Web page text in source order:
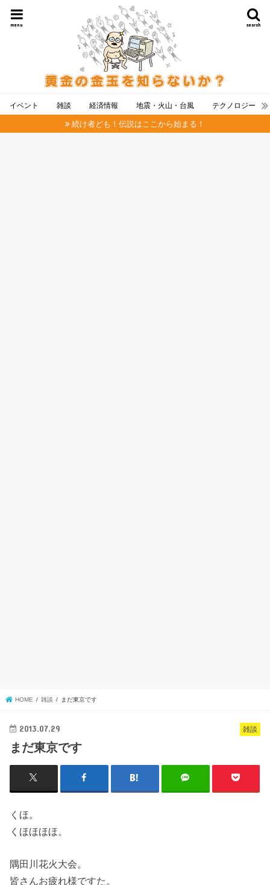
search
menu
イベント 雑談 経済情報 地震・火山・台風 テクノロジー
続け者ども！伝説はここから始まる！
HOME 雑談 まだ東京です
雑談
2013.07.29
まだ東京です
くほ。
くほほほほ。
隅田川花火大会。
皆さんお疲れ様ですた。